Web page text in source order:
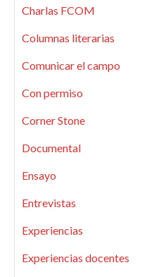
Charlas FCOM
Columnas literarias
Comunicar el campo
Con permiso
Corner Stone
Documental
Ensayo
Entrevistas
Experiencias
Experiencias docentes